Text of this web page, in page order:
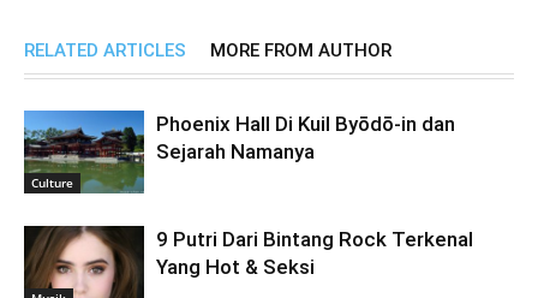
RELATED ARTICLES MORE FROM AUTHOR
Culture
Phoenix Hall Di Kuil Byōdō-in dan
Sejarah Namanya
9 Putri Dari Bintang Rock Terkenal
Yang Hot & Seksi